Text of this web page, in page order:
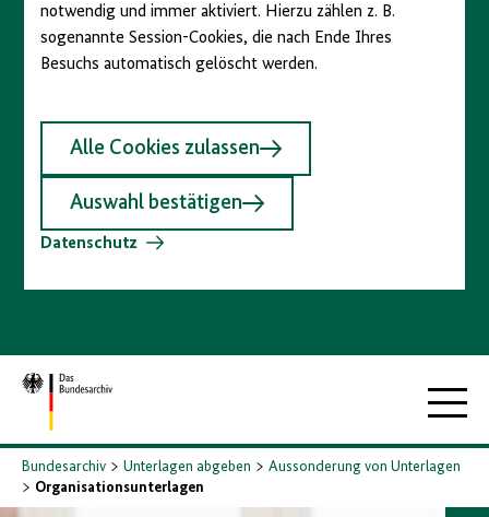
notwendig und immer aktiviert. Hierzu zählen z. B.
sogenannte Session-Cookies, die nach Ende Ihres
Besuchs automatisch gelöscht werden.
Alle Cookies zulassen
Auswahl bestätigen
Datenschutz
Zur
Startseite
Bundesarchiv Unterlagen abgeben
Aussonderung von Unterlagen
Organisationsunterlagen